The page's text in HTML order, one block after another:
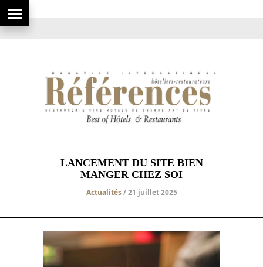
LANCEMENT DU SITE BIEN
MANGER CHEZ SOI
Actualités/ 21 juillet 2025